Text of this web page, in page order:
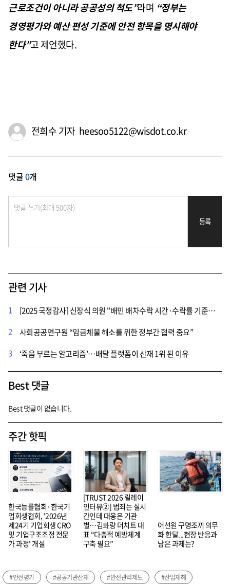
근로조건이 아니라 공공성의 척도”라며 “정부는
경영평가와 예산 편성 기준에 안전 항목을 명시해야
한다”고 제언했다.
전희수 기자 heesoo5122@wisdot.co.kr
댓글0개
등록
관련 기사
1
[2025 국정감사] 신장식 의원 "배민 배차수락 시간·수락률 기준변경으로 라이더 죽음으로 내몰아"
2
사회공공연구원 “임금체불 해소를 위한 정부간 협력 중요”
3
‘죽음 부르는 알고리즘’…배달 플랫폼이 산재 1위 된 이유
Best 댓글
Best 댓글이 없습니다.
주간 핫픽
한국능률협회·한국기
업회생협회, '2026년
제24기 기업회생 CRO
및 기업구조조정 전문
가 과정' 개설
[TRUST 2026 릴레이
인터뷰②] 범죄는 실시
간인데 대응은 기관
별…김화랑 더치트 대
표 “다층적 예방체계
구축 필요”
어선원 구명조끼 의무
화 한달...현장 반응과
남은 과제는?
#안전평가 #공공기관산재 #안전관리제도 #산업재해